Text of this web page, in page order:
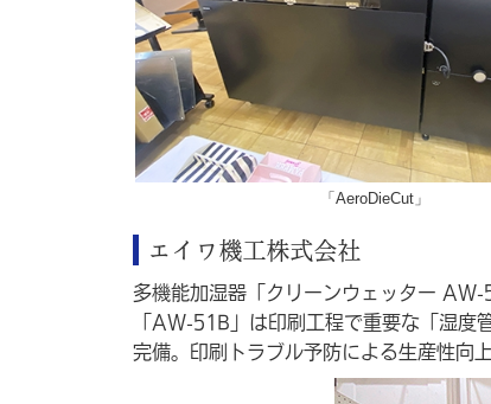
「AeroDieCut」
エイワ機工株式会社
多機能加湿器「クリーンウェッター AW-
「AW-51B」は印刷工程で重要な「湿度
完備。印刷トラブル予防による生産性向